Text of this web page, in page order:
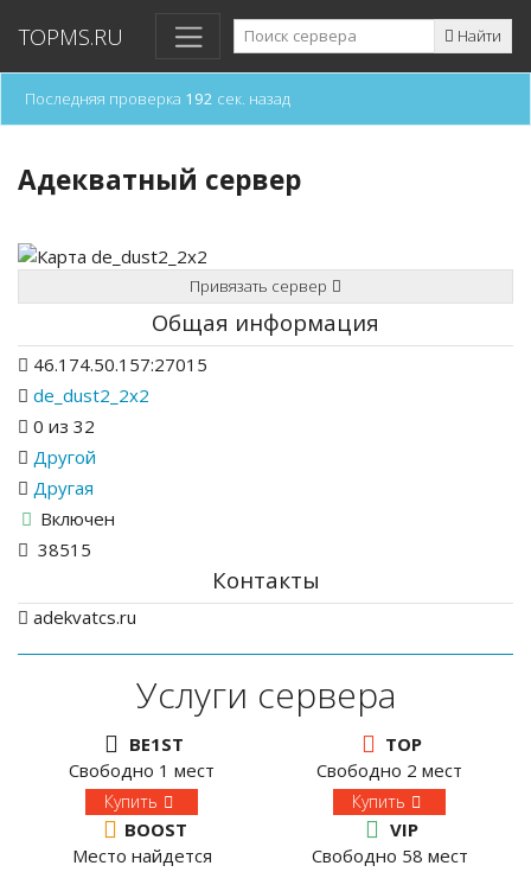
TOPMS.RU Найти
Последняя проверка 192 сек. назад
Адекватный сервер
Привязать сервер
Общая информация
46.174.50.157:27015
de_dust2_2x2
0 из 32
Другой
Другая
Включен
38515
Контакты
adekvatcs.ru
Услуги сервера
BE1ST
Свободно 1 мест
Купить
TOP
Свободно 2 мест
Купить
BOOST
Место найдется
VIP
Свободно 58 мест